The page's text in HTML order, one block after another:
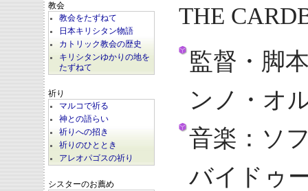
教会
教会をたずねて
日本キリシタン物語
カトリック教会の歴史
キリシタンゆかりの地を
たずねて
祈り
マルコで祈る
神との語らい
祈りへの招き
祈りのひととき
アレオパゴスの祈り
シスターのお薦め
THE
監督・脚
ンノ・オ
音楽：ソ
バイドゥ